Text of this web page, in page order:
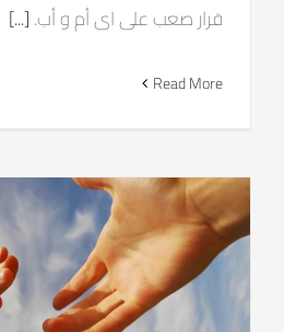
قرار صعب على اى أم و أب.[...]
Read More